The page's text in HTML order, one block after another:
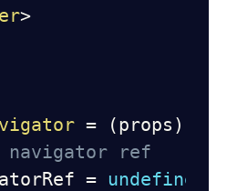
>
= (props )
ref
= undefined